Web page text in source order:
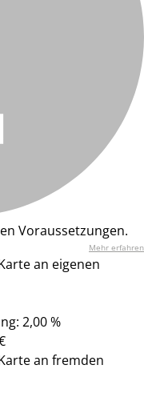
Voraussetzungen.
Mehr erfahren
an eigenen
2,00 %
an fremden